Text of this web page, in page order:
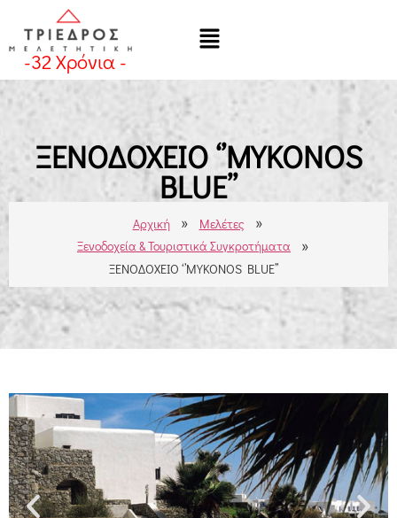
-32Χρόνια -
ΞΕΝΟΔΟΧΕΙΟ ‘’ΜΥΚΟΝΟS
BLUE’’
Αρχική » Μελέτες »
Ξενοδοχεία & Τουριστικά Συγκροτήματα »
ΞΕΝΟΔΟΧΕΙΟ ‘’ΜΥΚΟΝΟS BLUE’’